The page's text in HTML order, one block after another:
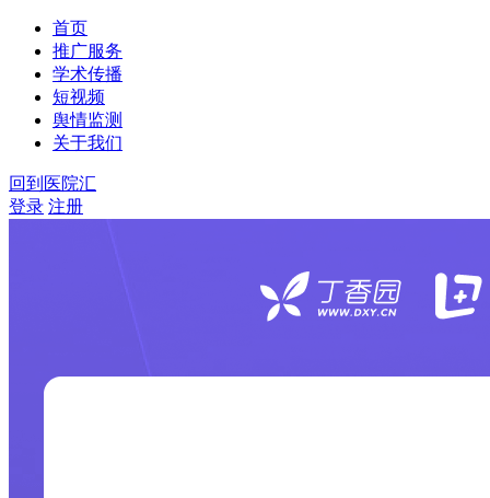
首页
推广服务
学术传播
短视频
舆情监测
关于我们
回到医院汇
登录 注册